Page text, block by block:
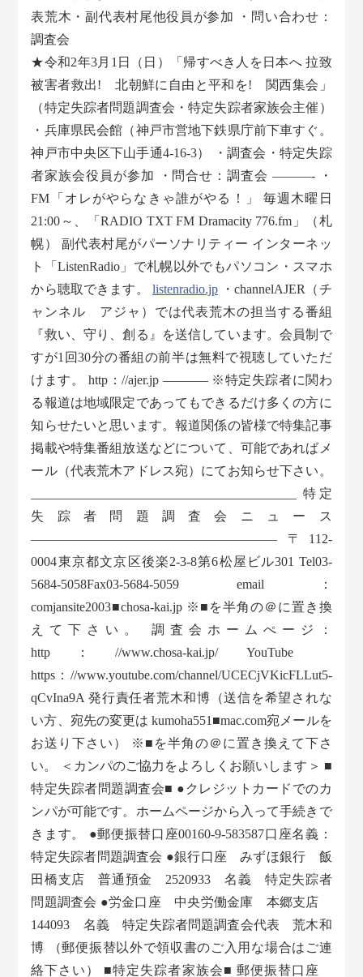
表荒木・副代表村尾他役員が参加 ・問い合わせ：
調査会
★令和2年3月1日（日）「帰すべき人を日本へ 拉致
被害者救出! 北朝鮮に自由と平和を! 関西集会」
（特定失踪者問題調査会・特定失踪者家族会主催）
・兵庫県民会館（神戸市営地下鉄県庁前下車すぐ。
神戸市中央区下山手通4-16-3） ・調査会・特定失踪
者家族会役員が参加 ・問合せ：調査会 ———- ・
FM「オレがやらなきゃ誰がやる！」 毎週木曜日
21:00～、「RADIO TXT FM Dramacity 776.fm」（札
幌） 副代表村尾がパーソナリティー インターネッ
ト「ListenRadio」で札幌以外でもパソコン・スマホ
から聴取できます。 listenradio.jp・channelAJER（チ
ャンネル アジャ）では代表荒木の担当する番組
『救い、守り、創る』を送信しています。会員制で
すが1回30分の番組の前半は無料で視聴していただ
けます。 http：//ajer.jp ———– ※特定失踪者に関わ
る報道は地域限定であってもできるだけ多くの方に
知らせたいと思います。報道関係の皆様で特集記事
掲載や特集番組放送などについて、可能であればメ
ール（代表荒木アドレス宛）にてお知らせ下さい。
_________________________________________ 特定
失踪者問題調査会ニュース
——————————————————— 〒112-
0004東京都文京区後楽2-3-8第6松屋ビル301 Tel03-
5684-5058Fax03-5684-5059 email：
comjansite2003■chosa-kai.jp ※■を半角の＠に置き換
えて下さい。 調査会ホームぺージ：
http：//www.chosa-kai.jp/ YouTube
https：//www.youtube.com/channel/UCECjVKicFLLut5-
qCvIna9A 発行責任者荒木和博（送信を希望されな
い方、宛先の変更は kumoha551■mac.com宛メールを
お送り下さい） ※■を半角の＠に置き換えて下さ
い。 ＜カンパのご協力をよろしくお願いします＞ ■
特定失踪者問題調査会■ ●クレジットカードでのカ
ンパが可能です。ホームページから入って手続きで
きます。 ●郵便振替口座00160-9-583587口座名義：
特定失踪者問題調査会 ●銀行口座 みずほ銀行 飯
田橋支店 普通預金 2520933 名義 特定失踪者
問題調査会 ●労金口座 中央労働金庫 本郷支店
144093 名義 特定失踪者問題調査会代表 荒木和
博 （郵便振替以外で領収書のご入用な場合はご連
絡下さい） ■特定失踪者家族会■ 郵便振替口座